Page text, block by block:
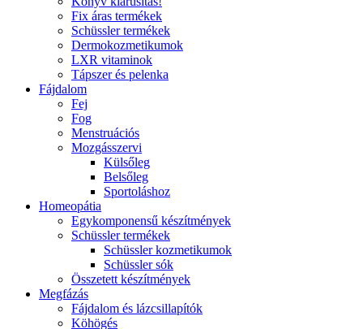
Fix áras termékek
Schüssler termékek
Dermokozmetikumok
LXR vitaminok
Tápszer és pelenka
Fájdalom
Fej
Fog
Menstruációs
Mozgásszervi
Külsőleg
Belsőleg
Sportoláshoz
Homeopátia
Egykomponensű készítmények
Schüssler termékek
Schüssler kozmetikumok
Schüssler sók
Összetett készítmények
Megfázás
Fájdalom és lázcsillapítók
Köhögés